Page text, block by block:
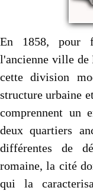
En 1858, pour
l'ancienne ville de
cette division
structure urbaine
comprennent un
deux quartiers
différentes de
romaine, la cité
qui la